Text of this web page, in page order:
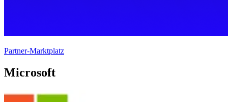
Partner-Marktplatz
Microsoft